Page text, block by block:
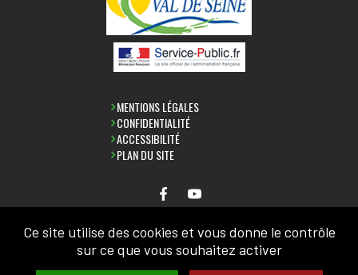
MENTIONS LÉGALES
CONFIDENTIALITÉ
ACCESSIBILITÉ
PLAN DU SITE
NEWSLETTER
SAISIR VOTRE ADRESSE MAIL:
Ce site utilise des cookies et vous donne le contrôle
sur ce que vous souhaitez activer